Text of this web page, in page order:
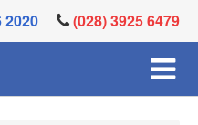
2020 (028) 3925 6479